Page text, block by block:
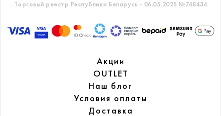
Торговый реестр Республики Беларусь - 06.05.2025 №748434
Акции
OUTLET
Наш блог
Условия оплаты
Доставка